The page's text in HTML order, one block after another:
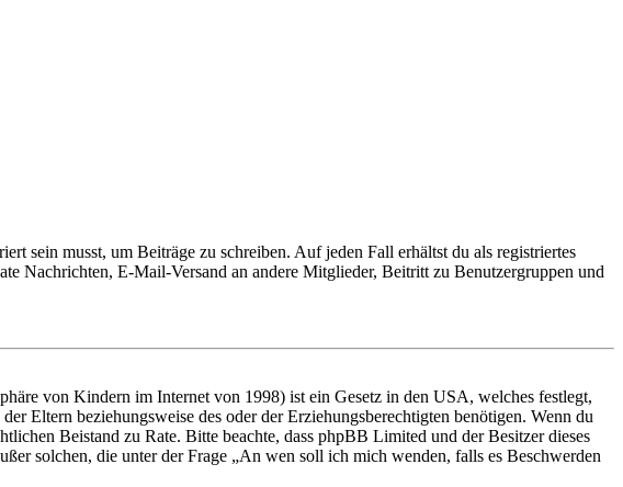
sein musst, um Beiträge zu schreiben. Auf jeden Fall erhältst du als registriertes
Nachrichten, E-Mail-Versand an andere Mitglieder, Beitritt zu Benutzergruppen und
von Kindern im Internet von 1998) ist ein Gesetz in den USA, welches festlegt,
Eltern beziehungsweise des oder der Erziehungsberechtigten benötigen. Wenn du
Beistand zu Rate. Bitte beachte, dass phpBB Limited und der Besitzer dieses
solchen, die unter der Frage „An wen soll ich mich wenden, falls es Beschwerden